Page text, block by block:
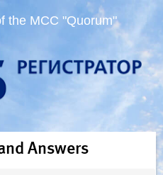
the MCC "Quorum"
Answers